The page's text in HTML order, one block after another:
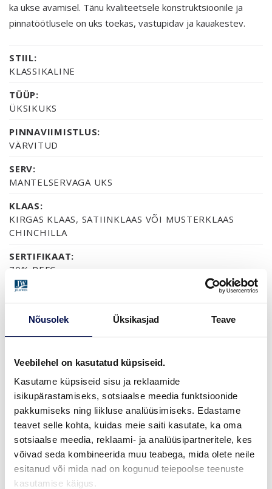
Nõusolek Üksikasjad Teave
Veebilehel on kasutatud küpsiseid.
Kasutame küpsiseid sisu ja reklaamide
isikupärastamiseks, sotsiaalse meedia funktsioonide
pakkumiseks ning liikluse analüüsimiseks. Edastame
teavet selle kohta, kuidas meie saiti kasutate, ka oma
sotsiaalse meedia, reklaami- ja analüüsipartneritele, kes
võivad seda kombineerida muu teabega, mida olete neile
esitanud või mida nad on kogunud teiepoolse teenuste
kasutamise käigus.
ka ukse avamisel. Tänu kvaliteetsele konstruktsioonile ja
pinnatöötlusele on uks toekas, vastupidav ja kauakestev.
STIIL:
KLASSIKALINE
TÜÜP:
ÜKSIKUKS
PINNAVIIMISTLUS:
VÄRVITUD
SERV:
MANTELSERVAGA UKS
KLAAS:
KIRGAS KLAAS, SATIINKLAAS VÕI MUSTERKLAAS
CHINCHILLA
SERTIFIKAAT:
70% PEFC
GARANTII:
2-AASTANE TOOTEGARANTII
VIIMISTLUS (6)
NCS S0502-YNCS S0500-NNCS S1502-G50Y
NCS S5500-N
ROHKEM
MÕÕDUD